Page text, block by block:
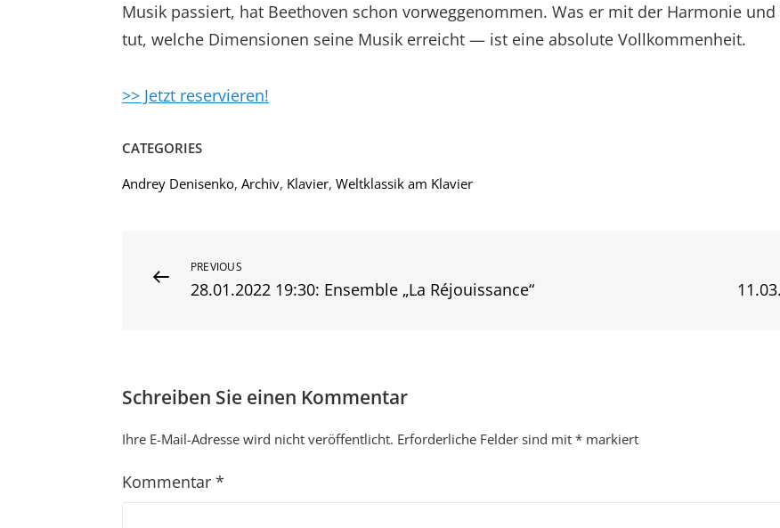
Musik passiert, hat Beethoven schon vorweggenommen. Was er mit der Harmonie
tut, welche Dimensionen seine Musik erreicht — ist eine absolute Vollkommenheit.
>> Jetzt reservieren!
CATEGORIES
Andrey Denisenko, Archiv, Klavier, Weltklassik am Klavier
Beitragsnavigation
Previous
Post
PREVIOUS
28.01.2022 19:30: Ensemble „La Réjouissance“
Schreiben Sie einen Kommentar
Ihre E-Mail-Adresse wird nicht veröffentlicht. Erforderliche Felder sind mit * markiert
Kommentar *